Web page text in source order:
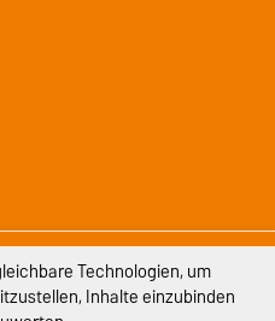
Technologien, um
Inhalte einzubinden